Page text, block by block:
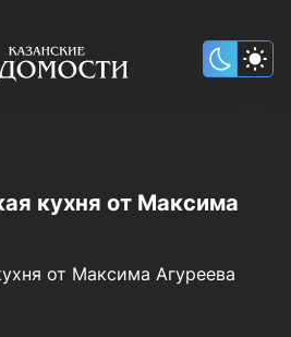
кухня от Максима
от Максима Агуреева